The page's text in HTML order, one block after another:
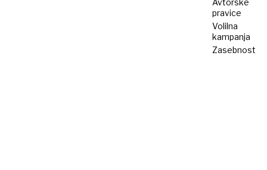
pravice
Volilna
kampanja
Zasebnost